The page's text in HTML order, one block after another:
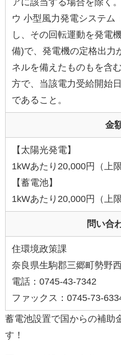
ウ 小型風力発電システム
し、その回転運動を発電
備)で、発電機の定格出力
ネルを備えたものもを含
方で、当該電力受給開始
であること。
金
【太陽光発電】
1kWあたり20,000円（上
【蓄電池】
1kWあたり20,000円（上
問い合
住環境政策課
奈良県生駒郡三郷町勢野
電話：0745-43-7342
ファックス：0745-73-
蓄電池設置で国からの補助
す！